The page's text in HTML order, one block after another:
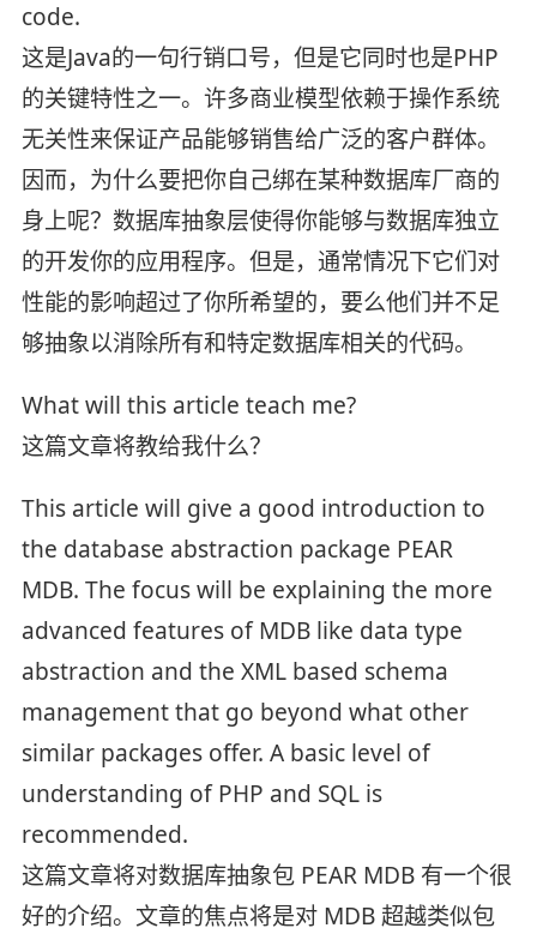
code.
这是Java的一句行销口号，但是它同时也是PHP
的关键特性之一。许多商业模型依赖于操作系统
无关性来保证产品能够销售给广泛的客户群体。
因而，为什么要把你自己绑在某种数据库厂商的
身上呢？数据库抽象层使得你能够与数据库独立
的开发你的应用程序。但是，通常情况下它们对
性能的影响超过了你所希望的，要么他们并不足
够抽象以消除所有和特定数据库相关的代码。
What will this article teach me?
这篇文章将教给我什么？
This article will give a good introduction to
the database abstraction package PEAR
MDB. The focus will be explaining the more
advanced features of MDB like data type
abstraction and the XML based schema
management that go beyond what other
similar packages offer. A basic level of
understanding of PHP and SQL is
recommended.
这篇文章将对数据库抽象包 PEAR MDB 有一个很
好的介绍。文章的焦点将是对 MDB 超越类似包